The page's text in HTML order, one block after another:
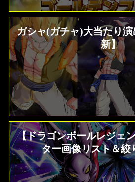
ガシャ(ガチャ)大当たり演出まとめ【7/8更
新】
【ドラゴンボールレジェンズ】全キャラク
ター画像リスト＆絞